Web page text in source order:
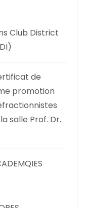
Club District
de
promotion
salle Prof. Dr.